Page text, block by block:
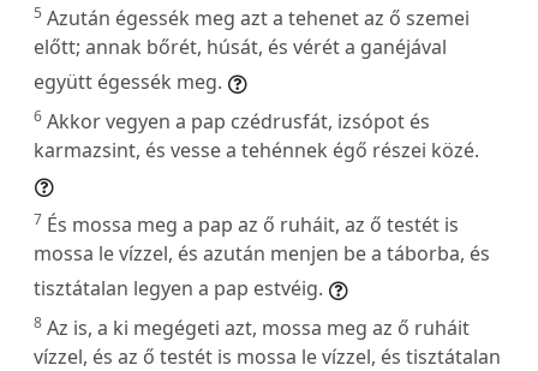
5 Azután égessék meg azt a tehenet az ő szemei
előtt; annak bőrét, húsát, és vérét a ganéjával
együtt égessék meg.
6 Akkor vegyen a pap czédrusfát, izsópot és
karmazsint, és vesse a tehénnek égő részei közé.
7 És mossa meg a pap az ő ruháit, az ő testét is
mossa le vízzel, és azután menjen be a táborba, és
tisztátalan legyen a pap estvéig.
8 Az is, a ki megégeti azt, mossa meg az ő ruháit
vízzel, és az ő testét is mossa le vízzel, és tisztátalan